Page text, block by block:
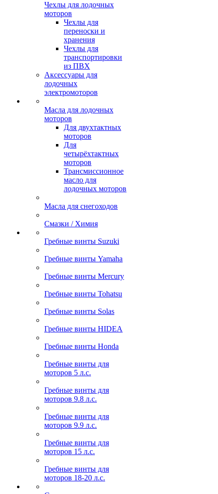
Чехлы для лодочных
моторов
Чехлы для
переноски и
хранения
Чехлы для
транспортировки
из ПВХ
Аксессуары для
лодочных
электромоторов
Масла для лодочных
моторов
Для двухтактных
моторов
Для
четырёхтактных
моторов
Трансмиссионное
масло для
лодочных моторов
Масла для снегоходов
Смазки / Химия
Гребные винты Suzuki
Гребные винты Yamaha
Гребные винты Mercury
Гребные винты Tohatsu
Гребные винты Solas
Гребные винты HIDEA
Гребные винты Honda
Гребные винты для
моторов 5 л.с.
Гребные винты для
моторов 9.8 л.с.
Гребные винты для
моторов 9.9 л.с.
Гребные винты для
моторов 15 л.с.
Гребные винты для
моторов 18-20 л.с.